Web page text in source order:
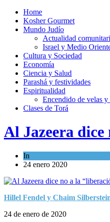
Home
Kosher Gourmet
Mundo Judío
Actualidad
Israel y Medio
Cultura y Sociedad
Economía
Ciencia y Salud
Parashá y festividades
Espiritualidad
Encendido de velas
Clases de Torá
Al Jazeera
In
24 enero 2020
Hillel Fendel y Chaim
24 de enero de 2020